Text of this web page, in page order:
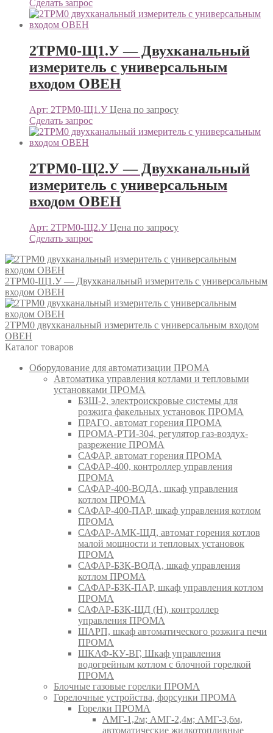
Сделать запрос
2ТРМ0-Щ1.У — Двухканальный
измеритель с универсальным
входом ОВЕН
Арт: 2ТРМ0-Щ1.У Цена по запросу
Сделать запрос
2ТРМ0-Щ2.У — Двухканальный
измеритель с универсальным
входом ОВЕН
Арт: 2ТРМ0-Щ2.У Цена по запросу
Сделать запрос
2ТРМ0-Щ1.У — Двухканальный измеритель с универсальным
входом ОВЕН
2ТРМ0 двухканальный измеритель с универсальным входом
ОВЕН
Каталог товаров
Оборудование для автоматизации ПРОМА
Автоматика управления котлами и тепловыми
установками ПРОМА
БЗШ-2, электроискровые системы для
розжига факельных установок ПРОМА
ПРАГО, автомат горения ПРОМА
ПРОМА-РТИ-304, регулятор газ-воздух-
разрежение ПРОМА
САФАР, автомат горения ПРОМА
САФАР-400, контроллер управления
ПРОМА
САФАР-400-ВОДА, шкаф управления
котлом ПРОМА
САФАР-400-ПАР, шкаф управления котлом
ПРОМА
САФАР-АМК-ЩД, автомат горения котлов
малой мощности и тепловых установок
ПРОМА
САФАР-БЗК-ВОДА, шкаф управления
котлом ПРОМА
САФАР-БЗК-ПАР, шкаф управления котлом
ПРОМА
САФАР-БЗК-ЩД (Н), контроллер
управления ПРОМА
ШАРП, шкаф автоматического розжига печи
ПРОМА
ШКАФ-КУ-ВГ, Шкаф управления
водогрейным котлом с блочной горелкой
ПРОМА
Блочные газовые горелки ПРОМА
Горелочные устройства, форсунки ПРОМА
Горелки ПРОМА
АМГ-1,2м; АМГ-2,4м; АМГ-3,6м,
автоматические жидкотопливные